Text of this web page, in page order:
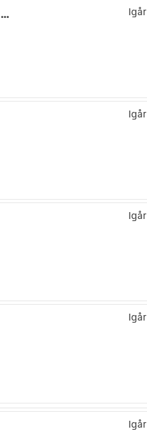
Porsche Panamera Turbo V8 500hk PDK Rohana 22" Chrono Bose 18-vägs
Igår
Igår
Igår
Igår
Igår